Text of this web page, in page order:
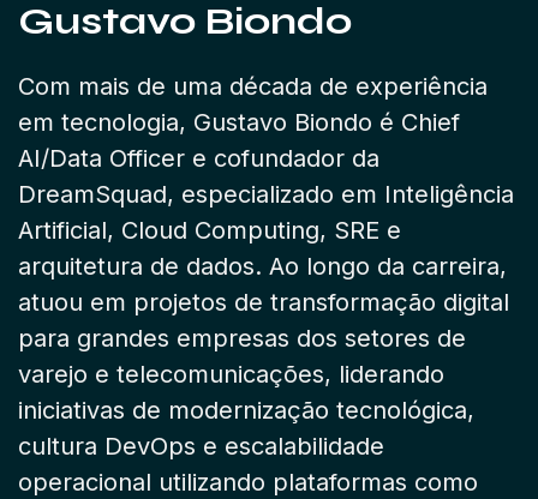
Gustavo Biondo
Com mais de uma década de experiência
em tecnologia, Gustavo Biondo é Chief
AI/Data Officer e cofundador da
DreamSquad, especializado em Inteligência
Artificial, Cloud Computing, SRE e
arquitetura de dados. Ao longo da carreira,
atuou em projetos de transformação digital
para grandes empresas dos setores de
varejo e telecomunicações, liderando
iniciativas de modernização tecnológica,
cultura DevOps e escalabilidade
operacional utilizando plataformas como